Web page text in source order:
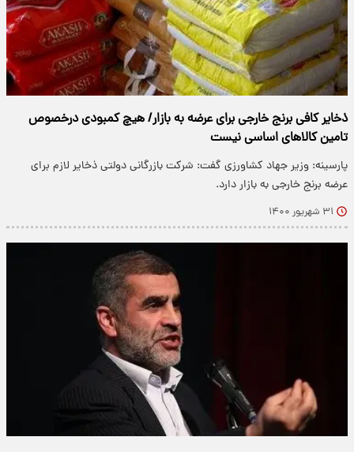
ذخایر کافی برنج خارجی برای عرضه به بازار/ هیچ کمبودی درخصوص
تامین کالا‌های اساسی نیست
پارسینه: وزیر جهاد کشاورزی گفت: شرکت بازرگانی دولتی ذخایر لازم برای
عرضه برنج خارجی به بازار دارد.
۳۱ شهریور ۱۴۰۰